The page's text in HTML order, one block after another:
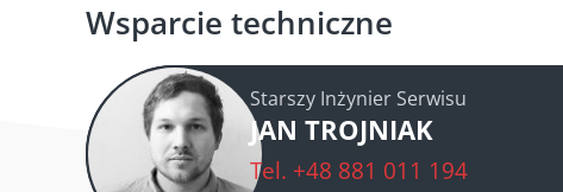
Wsparcie techniczne
Starszy Inżynier Serwisu
JAN TROJNIAK
Tel. +48 881 011 194